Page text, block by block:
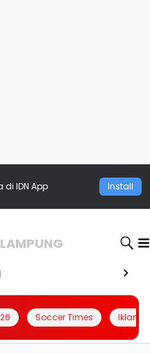
di IDN App Install
LAMPUNG
Soccer Times Iklanin